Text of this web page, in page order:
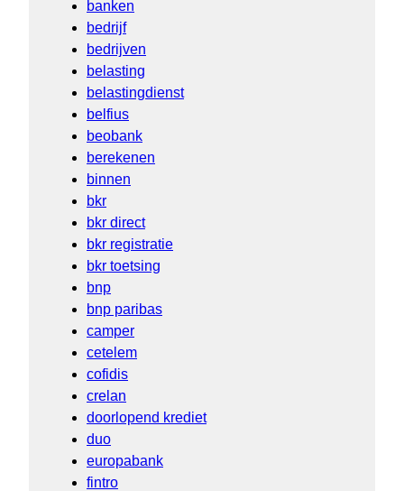
banken
bedrijf
bedrijven
belasting
belastingdienst
belfius
beobank
berekenen
binnen
bkr
bkr direct
bkr registratie
bkr toetsing
bnp
bnp paribas
camper
cetelem
cofidis
crelan
doorlopend krediet
duo
europabank
fintro